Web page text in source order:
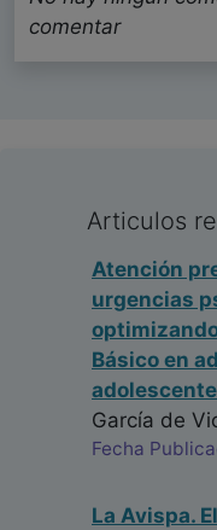
comentar
Articulos
Atención
urgencias
Básico en
García de
Fecha
La Avispa.